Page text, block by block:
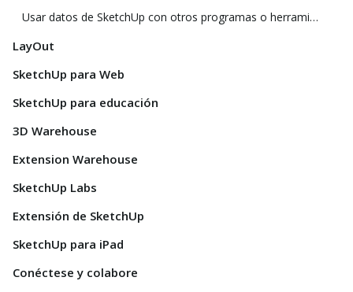
Usar datos de SketchUp con otros programas o herramientas de modelado
LayOut
SketchUp para Web
SketchUp para educación
3D Warehouse
Extension Warehouse
SketchUp Labs
Extensión de SketchUp
SketchUp para iPad
Conéctese y colabore